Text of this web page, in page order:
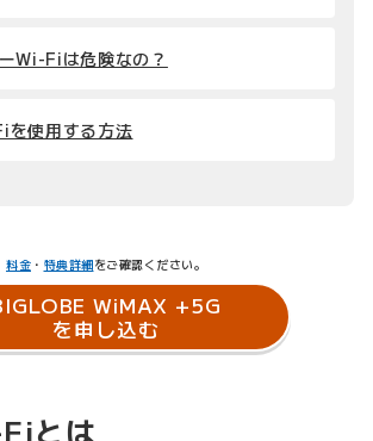
Wi-Fiは危険なの？
を使用する方法
料金 ・ 特典詳細をご確認ください。
WiMAX +5G
を申し込む
とは